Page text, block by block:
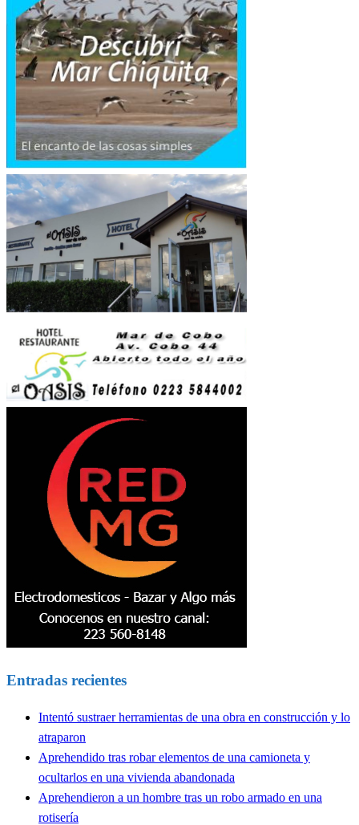
Entradas recientes
Intentó sustraer herramientas de una obra en construcción y lo
atraparon
Aprehendido tras robar elementos de una camioneta y
ocultarlos en una vivienda abandonada
Aprehendieron a un hombre tras un robo armado en una
rotisería